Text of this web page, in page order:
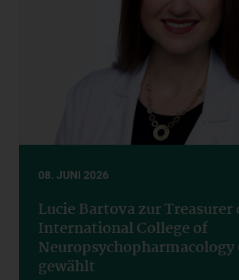
08. JUNI 2026
Lucie Bartova zur Treasurer
International College of
Neuropsychopharmacology
gewählt